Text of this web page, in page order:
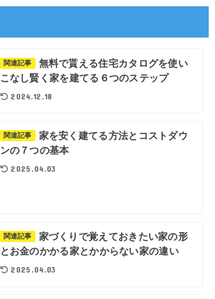
関連記事
無料で貰える住宅カタログを使い
こなし賢く家を建てる６つのステップ
2024.12.18
関連記事
家を安く建てる方法とコストダウ
ンの７つの基本
2025.04.03
関連記事
家づくりで覚えておきたい家の形
とお金のかかる家とかからない家の違い
2025.04.03